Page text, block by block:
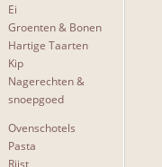
Ei
Groenten & Bonen
Hartige Taarten
Kip
Nagerechten &
snoepgoed
Ovenschotels
Pasta
Rijst